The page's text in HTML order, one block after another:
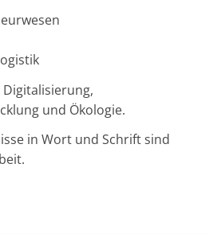
und Ökologie.
in Wort und Schrift sind